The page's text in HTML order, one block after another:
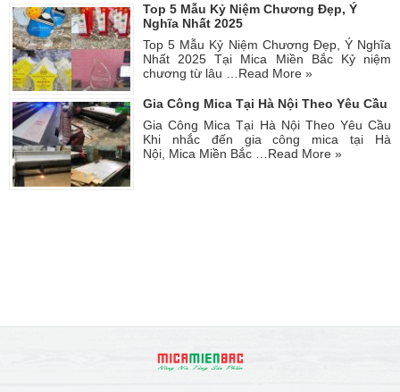
Top 5 Mẫu Kỷ Niệm Chương Đẹp, Ý
Nghĩa Nhất 2025
Top 5 Mẫu Kỷ Niệm Chương Đẹp, Ý Nghĩa
Nhất 2025 Tại Mica Miền Bắc Kỷ niệm
chương từ lâu … Read More »
Gia Công Mica Tại Hà Nội Theo Yêu Cầu
Gia Công Mica Tại Hà Nội Theo Yêu Cầu
Khi nhắc đến gia công mica tại Hà
Nội, Mica Miền Bắc …Read More »